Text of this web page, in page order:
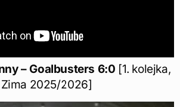
– Goalbusters 6:0 [1. kolejka,
Zima 2025/2026]